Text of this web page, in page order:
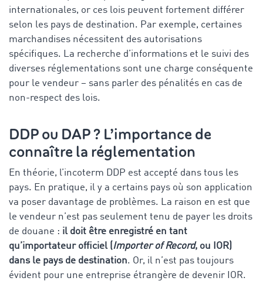
internationales, or ces lois peuvent fortement différer
selon les pays de destination. Par exemple, certaines
marchandises nécessitent des autorisations
spécifiques. La recherche d’informations et le suivi des
diverses réglementations sont une charge conséquente
pour le vendeur – sans parler des pénalités en cas de
non-respect des lois.
DDP ou DAP ? L’importance de
connaître la réglementation
En théorie, l’incoterm DDP est accepté dans tous les
pays. En pratique, il y a certains pays où son application
va poser davantage de problèmes. La raison en est que
le vendeur n’est pas seulement tenu de payer les droits
de douane : il doit être enregistré en tant
qu’importateur officiel (Importer of Record, ou IOR)
dans le pays de destination. Or, il n’est pas toujours
évident pour une entreprise étrangère de devenir IOR.